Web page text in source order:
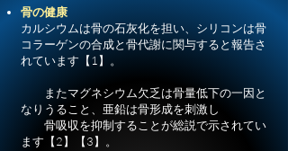
骨の健康
カルシウムは骨の石灰化を担い、シリコンは骨
コラーゲンの合成と骨代謝に関与すると報告さ
れています【1】。
またマグネシウム欠乏は骨量低下の一因と
なりうること、亜鉛は骨形成を刺激し
骨吸収を抑制することが総説で示されてい
ます【2】【3】。